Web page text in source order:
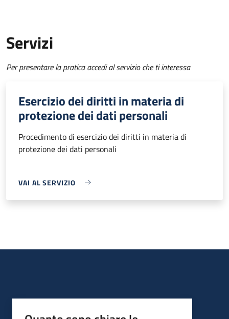
Servizi
Per presentare la pratica accedi al servizio che ti interessa
Esercizio dei diritti in materia di
protezione dei dati personali
Procedimento di esercizio dei diritti in materia di
protezione dei dati personali
VAI AL SERVIZIO